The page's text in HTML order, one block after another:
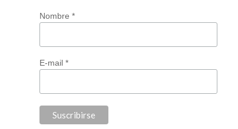
Nombre *
E-mail *